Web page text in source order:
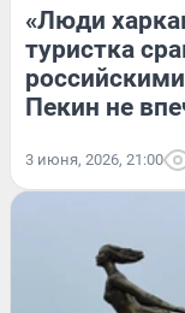
«Люди
туристка
Пекин не
3 июня, 2026, 21:00